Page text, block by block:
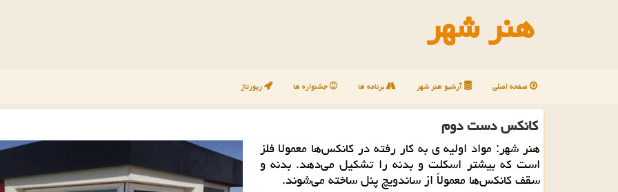
هنر شهر
صفحه اصلی آرشیو هنر شهر برنامه ها جشنواره ها رپورتاژ
كانكس دست دوم
هنر شهر: مواد اولیه ی به كار رفته در كانكس‌ها معمولا فلز
است كه بیشتر اسكلت و بدنه را تشكیل می‌دهد. بدنه و
سقف كانكس‌ها معمولاً از ساندویچ پنل ساخته می‌شوند.